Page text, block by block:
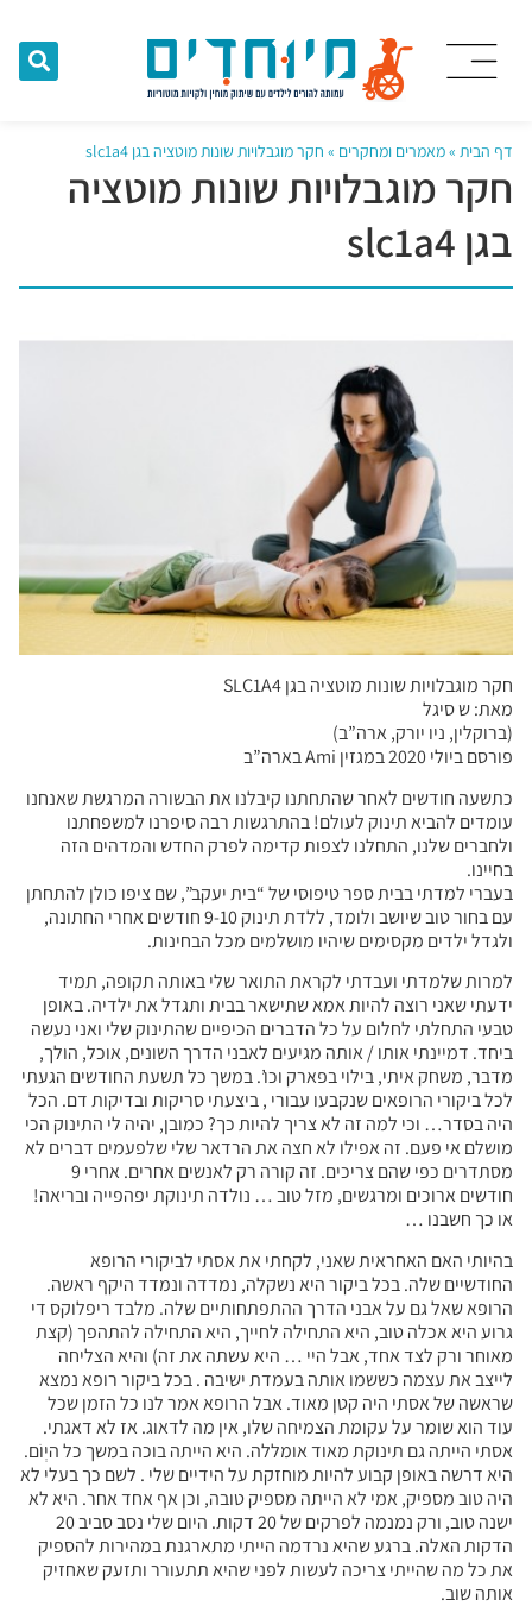
דף הבית »מאמרים ומחקרים » חקר מוגבלויות שונות מוטציה בגן slc1a4
חקר מוגבלויות שונות מוטציה
בגן slc1a4
חקר מוגבלויות שונות מוטציה בגן SLC1A4
מאת: ש סיגל
(ברוקלין, ניו יורק, ארה”ב)
פורסם ביולי 2020 במגזין Ami בארה”ב
כתשעה חודשים לאחר שהתחתנו קיבלנו את הבשורה המרגשת שאנחנו
עומדים להביא תינוק לעולם! בהתרגשות רבה סיפרנו למשפחתנו
ולחברים שלנו, התחלנו לצפות קדימה לפרק החדש והמדהים הזה
בחיינו.
בעברי למדתי בבית ספר טיפוסי של “בית יעקב”, שם ציפו כולן להתחתן
עם בחור טוב שיושב ולומד, ללדת תינוק 9-10 חודשים אחרי החתונה,
ולגדל ילדים מקסימים שיהיו מושלמים מכל הבחינות.
למרות שלמדתי ועבדתי לקראת התואר שלי באותה תקופה, תמיד
ידעתי שאני רוצה להיות אמא שתישאר בבית ותגדל את ילדיה. באופן
טבעי התחלתי לחלום על כל הדברים הכיפיים שהתינוק שלי ואני נעשה
ביחד. דמיינתי אותו / אותה מגיעים לאבני הדרך השונים, אוכל, הולך,
מדבר, משחק איתי, בילוי בפארק וכו’. במשך כל תשעת החודשים הגעתי
לכל ביקורי הרופאים שנקבעו עבורי , ביצעתי סריקות ובדיקות דם. הכל
היה בסדר… וכי למה זה לא צריך להיות כך? כמובן, יהיה לי התינוק הכי
מושלם אי פעם. זה אפילו לא חצה את הרדאר שלי שלפעמים דברים לא
מסתדרים כפי שהם צריכים. זה קורה רק לאנשים אחרים. אחרי 9
חודשים ארוכים ומרגשים, מזל טוב … נולדה תינוקת יפהפייה ובריאה!
או כך חשבנו …
בהיותי האם האחראית שאני, לקחתי את אסתי לביקורי הרופא
החודשיים שלה. בכל ביקור היא נשקלה, נמדדה ונמדד היקף ראשה.
הרופא שאל גם על אבני הדרך ההתפתחותיים שלה. מלבד ריפלוקס די
גרוע היא אכלה טוב, היא התחילה לחייך, היא התחילה להתהפך (קצת
מאוחר ורק לצד אחד, אבל היי … היא עשתה את זה) והיא הצליחה
לייצב את עצמה כששמו אותה בעמדת ישיבה . בכל ביקור רופא נמצא
שראשה של אסתי היה קטן מאוד. אבל הרופא אמר לנו כל הזמן שכל
עוד הוא שומר על עקומת הצמיחה שלו, אין מה לדאוג. אז לא דאגתי.
אסתי הייתה גם תינוקת מאוד אומללה. היא הייתה בוכה במשך כל היְוֹם.
היא דרשה באופן קבוע להיות מוחזקת על הידיים שלי . לשם כך בעלי לא
היה טוב מספיק, אמי לא הייתה מספיק טובה, וכן אף אחד אחר. היא לא
ישנה טוב, ורק נמנמה לפרקים של 20 דקות. היום שלי נסב סביב 20
הדקות האלה. ברגע שהיא נרדמה הייתי מתארגנת במהירות להספיק
את כל מה שהייתי צריכה לעשות לפני שהיא תתעורר ותזעק שאחזיק
אותה שוב.